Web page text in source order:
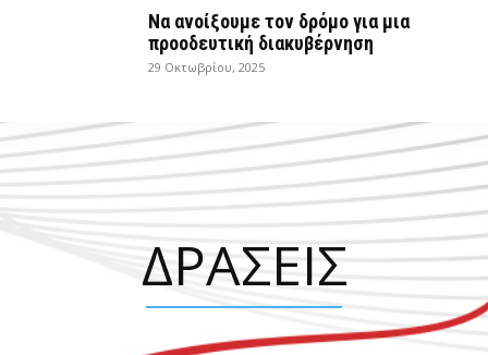
Να ανοίξουμε τον δρόμο για μια
προοδευτική διακυβέρνηση
29 Οκτωβρίου, 2025
ΔΡΑΣΕΙΣ